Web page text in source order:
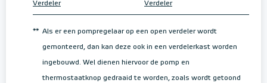
Verdeler Verdeler
** Als er een pompregelaar op een open verdeler wordt
gemonteerd, dan kan deze ook in een verdelerkast worden
ingebouwd. Wel dienen hiervoor de pomp en
thermostaatknop gedraaid te worden, zoals wordt getoond